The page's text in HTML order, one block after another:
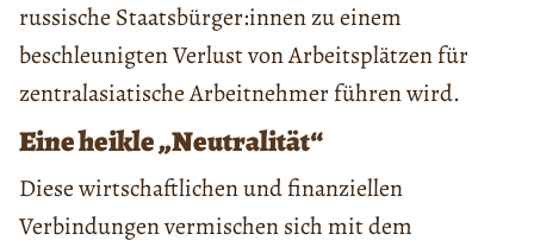
russische Staatsbürger:innen zu einem
beschleunigten Verlust von Arbeitsplätzen für
zentralasiatische Arbeitnehmer führen wird.
Eine heikle „Neutralität“
Diese wirtschaftlichen und finanziellen
Verbindungen vermischen sich mit dem